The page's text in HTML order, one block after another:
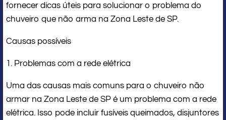
fornecer dicas úteis para solucionar o problema do
chuveiro que não arma na Zona Leste de SP.
Causas possíveis
1. Problemas com a rede elétrica
Uma das causas mais comuns para o chuveiro não
armar na Zona Leste de SP é um problema com a rede
elétrica. Isso pode incluir fusíveis queimados, disjuntores